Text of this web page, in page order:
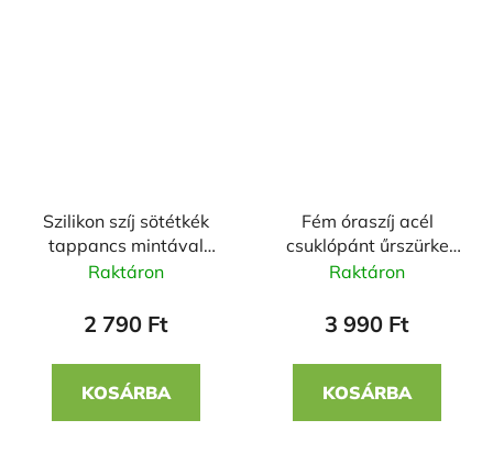
Szilikon szíj sötétkék
tappancs mintával
22mm
Raktáron
2 790 Ft
KOSÁRBA
Fém óraszíj acél
csuklópánt űrszürke
(Horizon 2) 22mm
Raktáron
3 990 Ft
KOSÁRBA